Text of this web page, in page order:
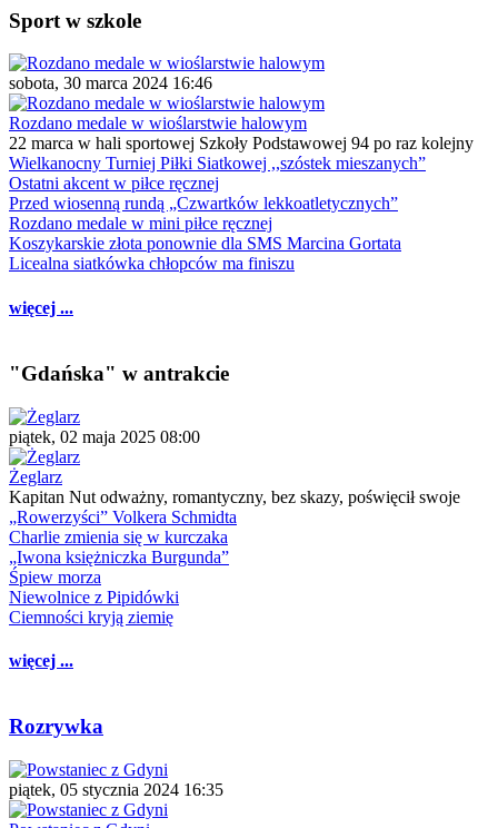
Sport w szkole
sobota, 30 marca 2024 16:46
Rozdano medale w wioślarstwie halowym
22 marca w hali sportowej Szkoły Podstawowej 94 po raz kolejny
Wielkanocny Turniej Piłki Siatkowej ,,szóstek mieszanych”
Ostatni akcent w piłce ręcznej
Przed wiosenną rundą „Czwartków lekkoatletycznych”
Rozdano medale w mini piłce ręcznej
Koszykarskie złota ponownie dla SMS Marcina Gortata
Licealna siatkówka chłopców ma finiszu
więcej ...
"Gdańska" w antrakcie
piątek, 02 maja 2025 08:00
Żeglarz
Kapitan Nut odważny, romantyczny, bez skazy, poświęcił swoje
„Rowerzyści” Volkera Schmidta
Charlie zmienia się w kurczaka
„Iwona księżniczka Burgunda”
Śpiew morza
Niewolnice z Pipidówki
Ciemności kryją ziemię
więcej ...
Rozrywka
piątek, 05 stycznia 2024 16:35